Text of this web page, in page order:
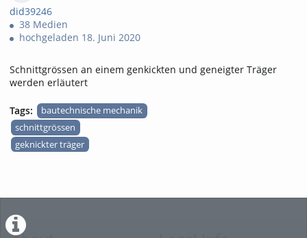
did39246
38 Medien
hochgeladen 18. Juni 2020
Schnittgrössen an einem genkickten und geneigter Träger
werden erläutert
Tags:
bautechnische mechanik
schnittgrössen
geknickter träger